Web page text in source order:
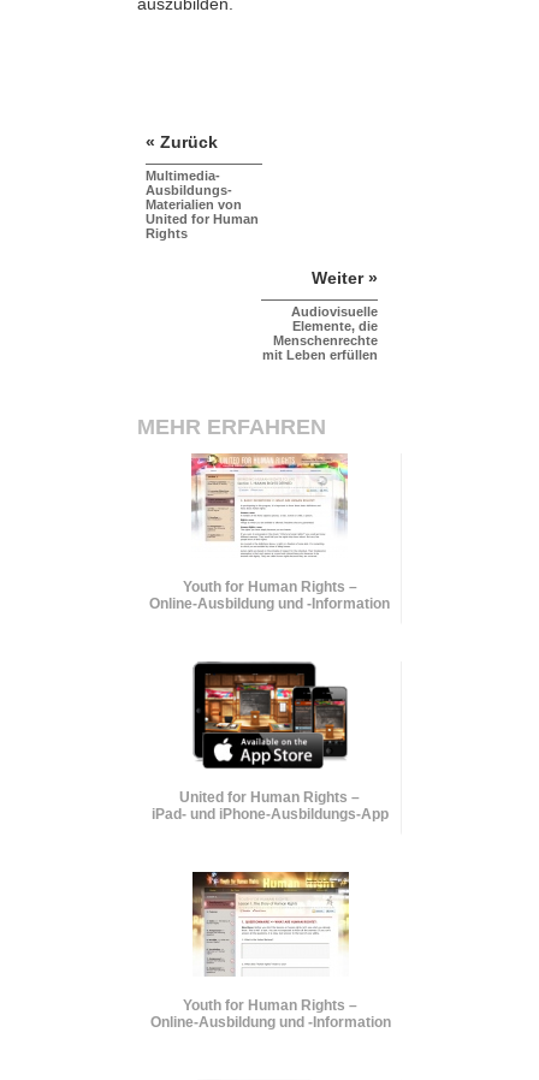
« Zurück
Multimedia-
Ausbildungs-
Materialien von
United for Human
Rights
Weiter »
Audiovisuelle
Elemente, die
Menschenrechte
mit Leben erfüllen
MEHR ERFAHREN
Youth for Human Rights –
Online-Ausbildung und-Information
United for Human Rights –
iPad- und iPhone-Ausbildungs-App
Youth for Human Rights –
Online-Ausbildung und -Information